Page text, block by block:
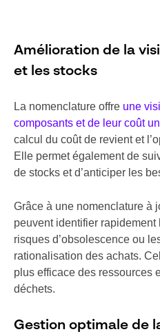
Amélioration de la
et les stocks
La nomenclature offre une
composants et de leur coût
calcul du coût de revient et
Elle permet également de
de stocks et d’anticiper les
Grâce à une nomenclature à
peuvent identifier
risques d’obsolescence ou
rationalisation des achats.
plus efficace des ressources
déchets.
Gestion optimale de